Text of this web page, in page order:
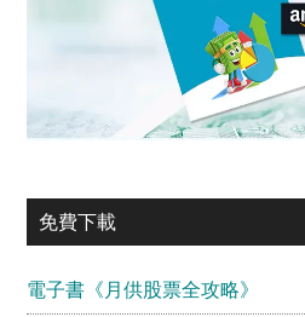
免費下載
電子書《月供股票全攻略》